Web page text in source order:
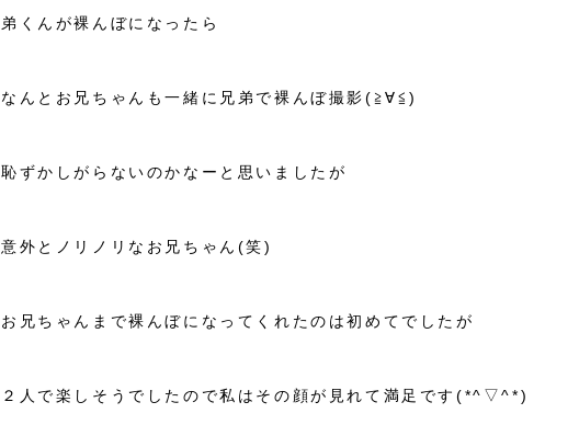
弟くんが裸んぼになったら
なんとお兄ちゃんも一緒に兄弟で裸んぼ撮影(≧∀≦)
恥ずかしがらないのかなーと思いましたが
意外とノリノリなお兄ちゃん(笑)
お兄ちゃんまで裸んぼになってくれたのは初めてでしたが
２人で楽しそうでしたので私はその顔が見れて満足です(*^▽^*)